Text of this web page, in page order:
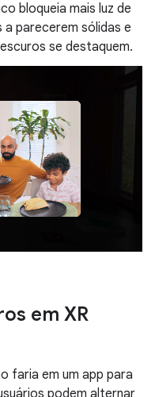
bloqueia mais luz de
a parecerem sólidas e
se destaquem.
em XR
faria em um app para